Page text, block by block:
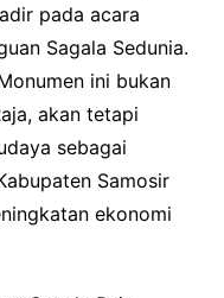
pada acara
Sagala Sedunia.
ini bukan
akan tetapi
sebagai
Samosir
ekonomi